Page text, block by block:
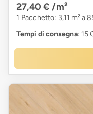
27,40 € /m²
1 Pacchetto: 3,11 m² a
Tempi di consegna: 15